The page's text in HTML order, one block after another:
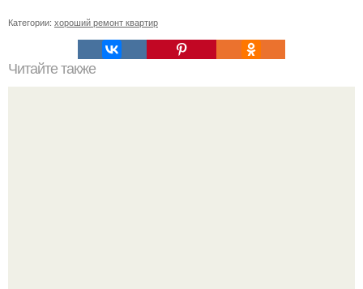
Категории: хороший ремонт квартир
Читайте также